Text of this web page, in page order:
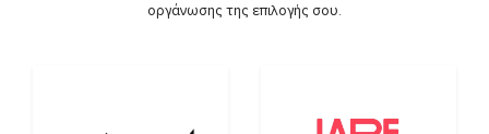
οργάνωσης της επιλογής σου.